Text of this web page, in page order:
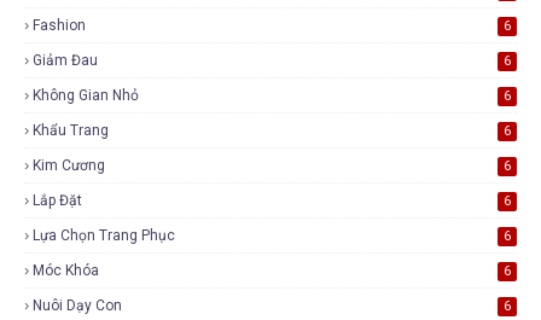
Fashion 6
Giảm Đau 6
Không Gian Nhỏ 6
Khẩu Trang 6
Kim Cương 6
Lắp Đặt 6
Lựa Chọn Trang Phục 6
Móc Khóa 6
Nuôi Dạy Con 6